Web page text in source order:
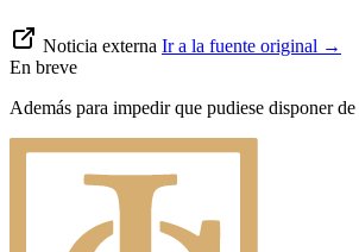
Noticia externa Ir a la fuente original →
En breve
Además para impedir que pudiese disponer